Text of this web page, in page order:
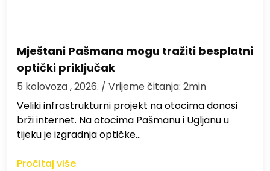
Mještani Pašmana mogu tražiti besplatni
optički priključak
5 kolovoza , 2026. / Vrijeme čitanja: 2min
Veliki infrastrukturni projekt na otocima donosi
brži internet. Na otocima Pašmanu i Ugljanu u
tijeku je izgradnja optičke…
Pročitaj više